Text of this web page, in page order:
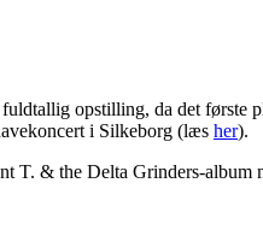
opstilling, da det første
i Silkeborg (læs her).
T. & the Delta Grinders-album